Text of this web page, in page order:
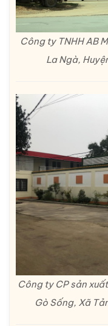
Công ty TNHH AB
La Ngà,
Công ty CP sản
Gò Sống, Xã